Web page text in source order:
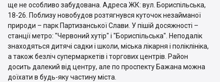
ще не особливо забудована. Адреса ЖК: вул. Бориспільська,
18-26. Поблизу новобудов розтягнувся куточок незайманої
природи – парк Партизанської Слави. У пішій досяжності –
станції метро: "Червоний хутір" і "Бориспільська". Неподалік
знаходяться дитячі садки і школи, міська лікарня і поліклініка,
а також безліч супермаркетів і торгових центрів. Район
досить далекий від центру, але по проспекту Бажана можна
доїхати в будь-яку частину міста.